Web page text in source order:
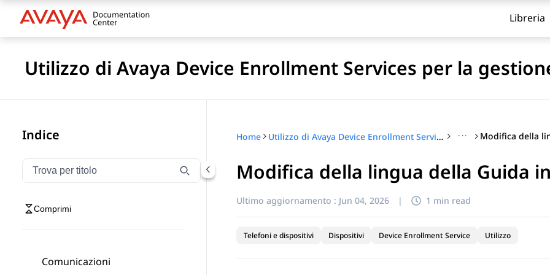
Libreria
Utilizzo di Avaya Device Enrollment Services per la
Indice
Filtra la navigazione per titolo
Digitare per filtrare gli elementi di navigazione per titolo
Comprimi
Comunicazioni
Home Utilizzo di Avaya Device Enrollment Services per la gestione degli endpoint ···
Modifica della lingua della Guida
Ultimo aggiornamento : Jun 04, 2026 | 1 min read
Telefoni e dispositivi Dispositivi Device Enrollment Service Utilizzo